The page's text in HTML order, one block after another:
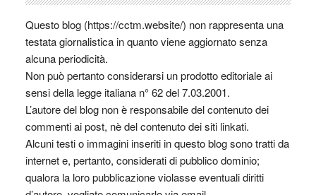
Questo blog (https://cctm.website/) non rappresenta una
testata giornalistica in quanto viene aggiornato senza
alcuna periodicità.
Non può pertanto considerarsi un prodotto editoriale ai
sensi della legge italiana n° 62 del 7.03.2001.
L’autore del blog non è responsabile del contenuto dei
commenti ai post, nè del contenuto dei siti linkati.
Alcuni testi o immagini inseriti in questo blog sono tratti da
internet e, pertanto, considerati di pubblico dominio;
qualora la loro pubblicazione violasse eventuali diritti